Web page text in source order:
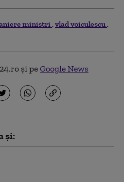
ministri vlad voiculescu
și peGoogle News
și: